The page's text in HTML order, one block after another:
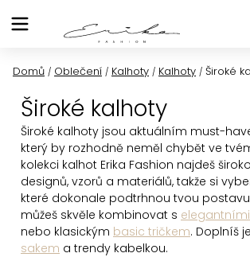
na
Domů / Oblečení / Kalhoty / Kalhoty / Široké
Široké kalhoty
Široké kalhoty jsou aktuálním must-
který by rozhodně neměl chybět ve
kolekci kalhot Erika Fashion najdeš
designů, vzorů a materiálů, takže si
které dokonale podtrhnou tvou
můžeš skvěle kombinovat s
nebo klasickým basic tričkem. Doplníš
sakem a trendy kabelkou.